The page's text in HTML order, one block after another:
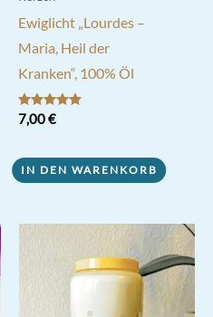
Ewiglicht „Lourdes –
Maria, Heil der
Kranken“, 100% Öl
Bewertet mit
5.00
7,00€
IN DEN WARENKORB